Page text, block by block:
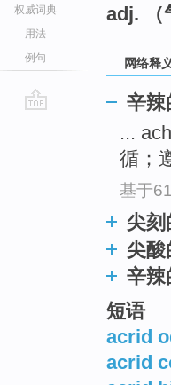
权威词典
用法
例句
adj. （
网络释义
辛辣
...
循；
基于
尖刻
尖酸
辛辣
短语
acrid
acrid